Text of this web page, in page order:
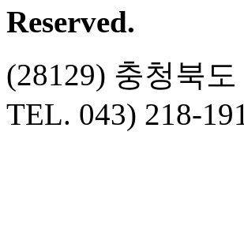
Reserved.
(28129) 충청북
TEL. 043) 218-